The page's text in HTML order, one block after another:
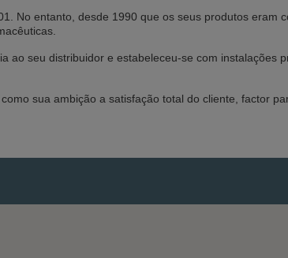
No entanto, desde 1990 que os seus produtos eram
ao seu distribuidor e estabeleceu-se com instalações
sua ambição a satisfação total do cliente, factor